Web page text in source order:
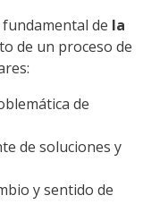
de la
de un proceso de
de
de soluciones y
y sentido de